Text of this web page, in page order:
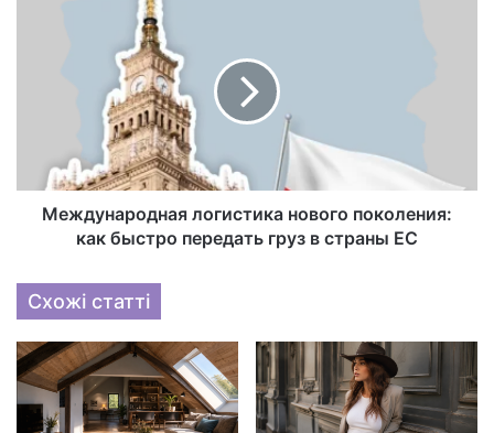
Международная логистика нового поколения:
как быстро передать груз в страны ЕС
Схожі статті